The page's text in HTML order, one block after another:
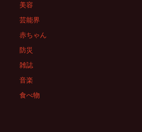
美容
芸能界
赤ちゃん
防災
雑誌
音楽
食べ物